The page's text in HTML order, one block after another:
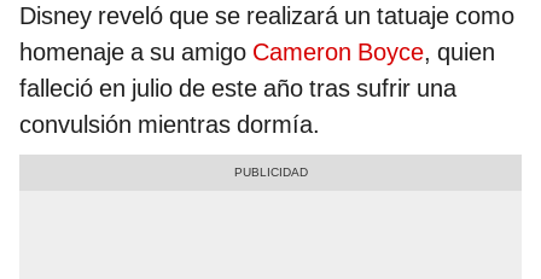
Disney reveló que se realizará un tatuaje como
homenaje a su amigo Cameron Boyce, quien
falleció en julio de este año tras sufrir una
convulsión mientras dormía.